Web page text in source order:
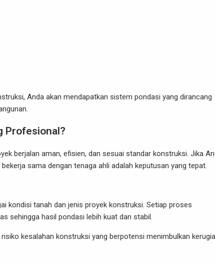
Anda akan mendapatkan sistem pondasi yang dirancang
Profesional?
berjalan aman, efisien, dan sesuai standar konstruksi. Jika
sama dengan tenaga ahli adalah keputusan yang tepat.
kondisi tanah dan jenis proyek konstruksi. Setiap proses
sehingga hasil pondasi lebih kuat dan stabil.
kesalahan konstruksi yang berpotensi menimbulkan